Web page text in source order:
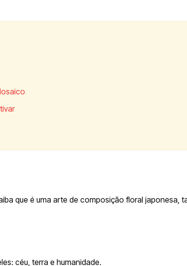
que é uma arte de composição floral japonesa,
céu, terra e humanidade.